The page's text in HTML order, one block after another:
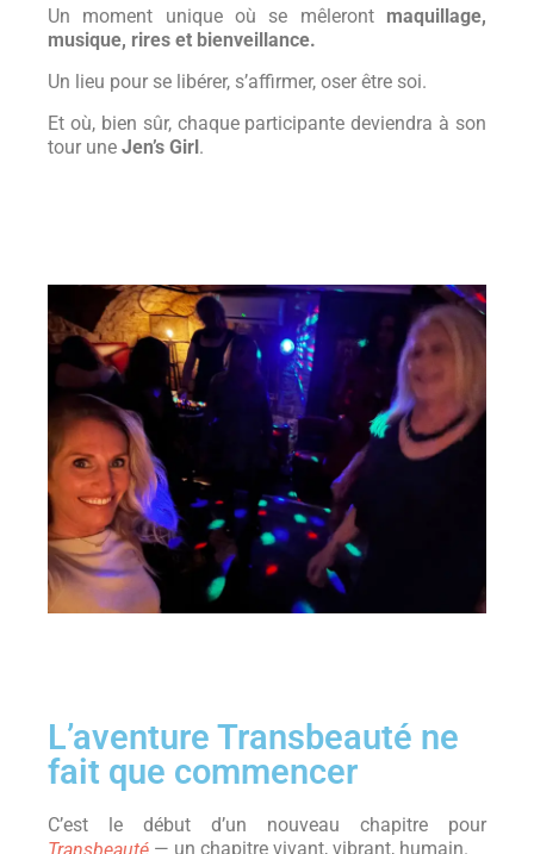
Un moment unique où se mêleront maquillage,
musique, rires et bienveillance.
Un lieu pour se libérer, s’affirmer, oser être soi.
Et où, bien sûr, chaque participante deviendra à son
tour une Jen’s Girl.
L’aventure Transbeauté ne
fait que commencer
C’est le début d’un nouveau chapitre pour
— un chapitre vivant, vibrant, humain.